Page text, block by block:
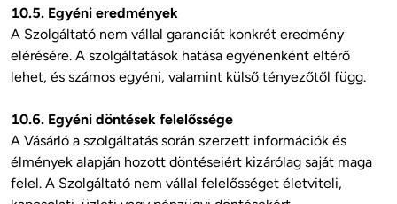
10.5. Egyéni eredmények
A Szolgáltató nem vállal garanciát konkrét eredmény
elérésére. A szolgáltatások hatása egyénenként eltérő
lehet, és számos egyéni, valamint külső tényezőtől függ.
10.6. Egyéni döntések felelőssége
A Vásárló a szolgáltatás során szerzett információk és
élmények alapján hozott döntéseiért kizárólag saját maga
felel. A Szolgáltató nem vállal felelősséget életviteli,